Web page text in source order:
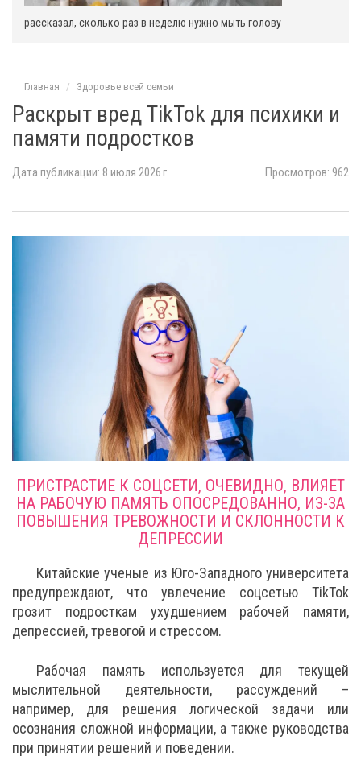
рассказал, сколько раз в неделю нужно мыть голову
Главная Здоровье всей семьи
Раскрыт вред TikTok для психики и
памяти подростков
Дата публикации: 8 июля 2026 г. Просмотров: 962
ПРИСТРАСТИЕ К СОЦСЕТИ, ОЧЕВИДНО, ВЛИЯЕТ
НА РАБОЧУЮ ПАМЯТЬ ОПОСРЕДОВАННО, ИЗ-ЗА
ПОВЫШЕНИЯ ТРЕВОЖНОСТИ И СКЛОННОСТИ К
ДЕПРЕССИИ
Китайские ученые из Юго-Западного университета
предупреждают, что увлечение соцсетью TikTok
грозит подросткам ухудшением рабочей памяти,
депрессией, тревогой и стрессом.
Рабочая память используется для текущей
мыслительной деятельности, рассуждений –
например, для решения логической задачи или
осознания сложной информации, а также руководства
при принятии решений и поведении.